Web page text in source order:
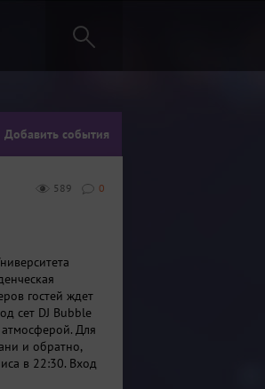
Добавить события
0
589
гостей ждет
сет DJ Bubble
Для
и обратно,
в 22:30. Вход